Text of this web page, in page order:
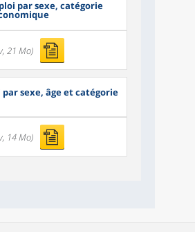
par sexe, catégorie
21 Mo)
sexe, âge et catégorie
14 Mo)